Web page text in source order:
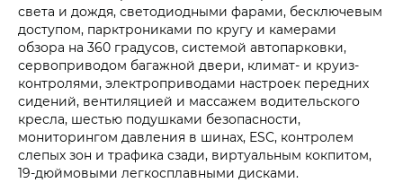
света и дождя, светодиодными фарами, бесключевым
доступом, парктрониками по кругу и камерами
обзора на 360 градусов, системой автопарковки,
сервоприводом багажной двери, климат- и круиз-
контролями, электроприводами настроек передних
сидений, вентиляцией и массажем водительского
кресла, шестью подушками безопасности,
мониторингом давления в шинах, ESC, контролем
слепых зон и трафика сзади, виртуальным кокпитом,
19-дюймовыми легкосплавными дисками.